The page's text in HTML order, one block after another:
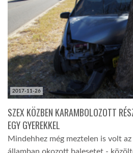
TROPICALMAGAZIN
GLOBOTV
AFRIKA TUDÁSTÁR
2017-11-26
SZEX KÖZBEN KARAMBOLOZOTT
EGY GYEREKKEL
Mindehhez még meztelen is volt